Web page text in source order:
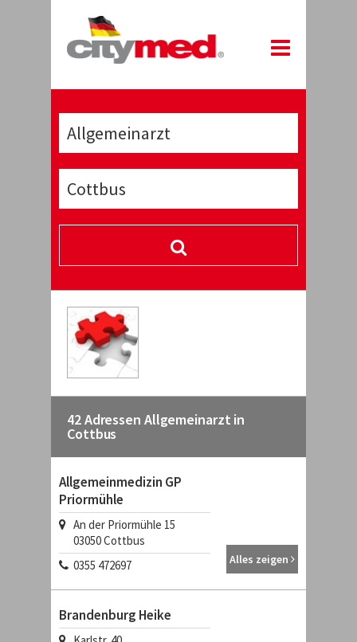
42 Adressen Allgemeinarzt in
Cottbus
Allgemeinmedizin GP
Priormühle
An der Priormühle 15
03050 Cottbus
0355 472697
Alles zeigen
Brandenburg Heike